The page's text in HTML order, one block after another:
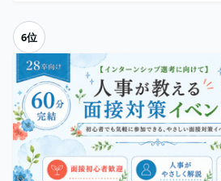
6位